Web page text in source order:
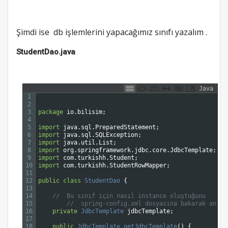
Şimdi ise db işlemlerini yapacağımız sınıfı yazalım .
StudentDao.java
Java
1
2
3
4
5
6
7
8
9
10
11
12
13
14
15
16
17
package io. bilisim;
import java. sql . PreparedStatement ;
import
java. sql .SQLException;
import
java. util . List ;
import org . springframework. jdbc. core.JdbcTemplate;
import
com.turkishh.Student ;
import
com.turkishh.StudentRowMapper;
public class StudentDao {
//  Bu sınıf için nasıl instance oluştuğunu
//  spring-config.xml dosyasına bakarak
private JdbcTemplate jdbcTemplate;